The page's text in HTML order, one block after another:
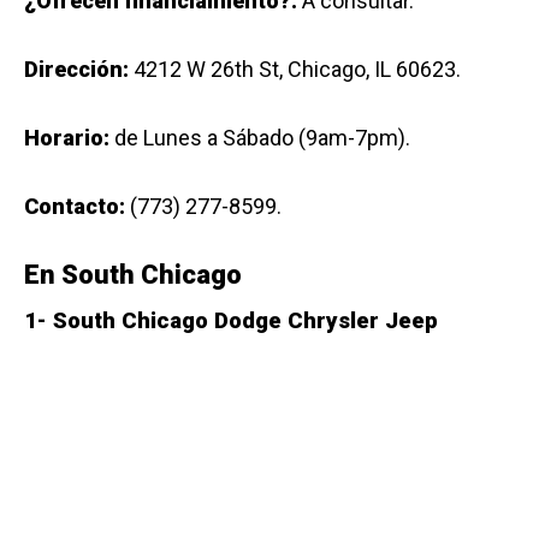
Dirección: 4212 W 26th St, Chicago, IL 60623.
Horario: de Lunes a Sábado (9am-7pm).
Contacto: (773) 277-8599.
En South Chicago
1- South Chicago Dodge Chrysler Jeep